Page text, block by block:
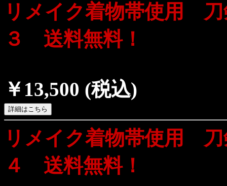
リメイク着物帯使用
３ 送料無料！
￥13,500 (税込)
リメイク着物帯使用
４ 送料無料！